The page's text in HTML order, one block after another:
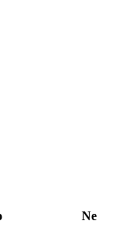
Ne